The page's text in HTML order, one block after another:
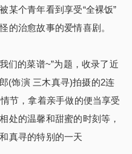
某个青年看到享受“全裸饭”
的治愈故事的爱情喜剧。
们的菜谱~”为题，收录了近
(饰演 三木真寻)拍摄的2连
节，拿着亲手做的便当享受
处的温馨和甜蜜的时刻等，
真寻的特别的一天